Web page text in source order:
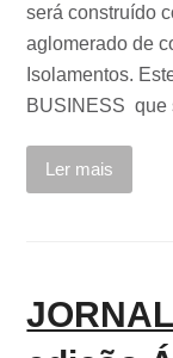
será construído
aglomerado de
Isolamentos.
BUSINESS
Ler mais